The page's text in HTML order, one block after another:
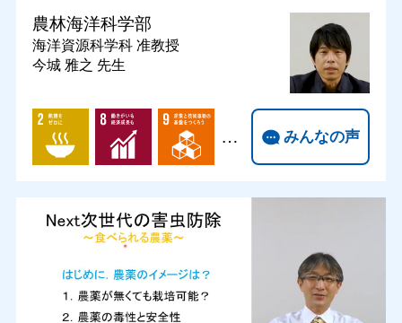
農林海洋科学部
海洋資源科学科 准教授
今城 雅之 先生
… みんなの声